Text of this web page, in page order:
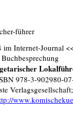
führer
Internet-Journal
978-3-902980-